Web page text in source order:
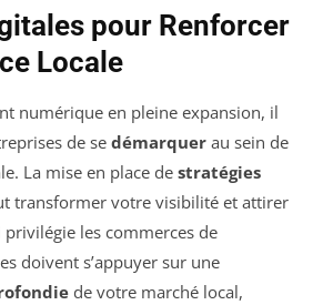
pour Renforcer
Locale
numérique en pleine expansion, il
de se démarquer au sein de
La mise en place de stratégies
transformer votre visibilité et attirer
les commerces de
doivent s’appuyer sur une
de votre marché local,